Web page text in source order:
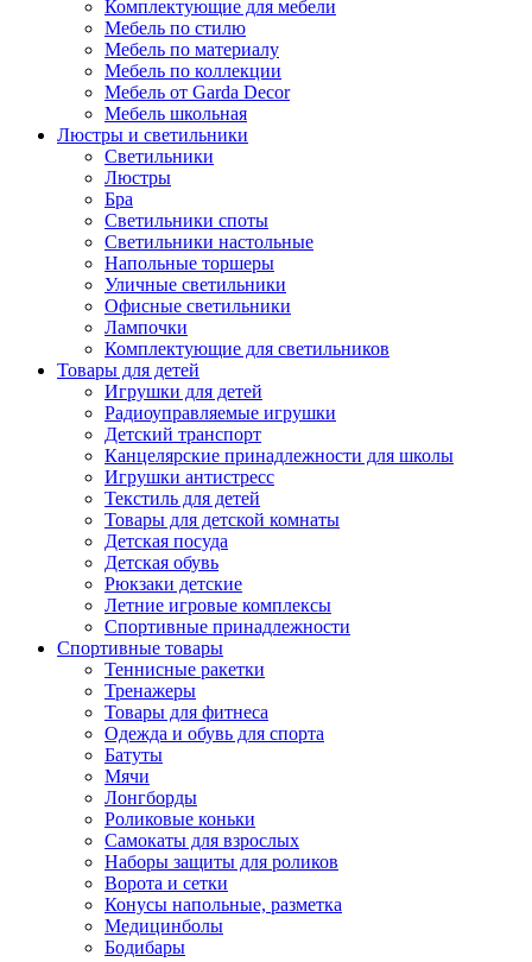
Комплектующие для мебели
Мебель по стилю
Мебель по материалу
Мебель по коллекции
Мебель от Garda Decor
Мебель школьная
Люстры и светильники
Светильники
Люстры
Бра
Светильники споты
Светильники настольные
Напольные торшеры
Уличные светильники
Офисные светильники
Лампочки
Комплектующие для светильников
Товары для детей
Игрушки для детей
Радиоуправляемые игрушки
Детский транспорт
Канцелярские принадлежности для школы
Игрушки антистресс
Текстиль для детей
Товары для детской комнаты
Детская посуда
Детская обувь
Рюкзаки детские
Летние игровые комплексы
Спортивные принадлежности
Спортивные товары
Теннисные ракетки
Тренажеры
Товары для фитнеса
Одежда и обувь для спорта
Батуты
Мячи
Лонгборды
Роликовые коньки
Самокаты для взрослых
Наборы защиты для роликов
Ворота и сетки
Конусы напольные, разметка
Медицинболы
Бодибары